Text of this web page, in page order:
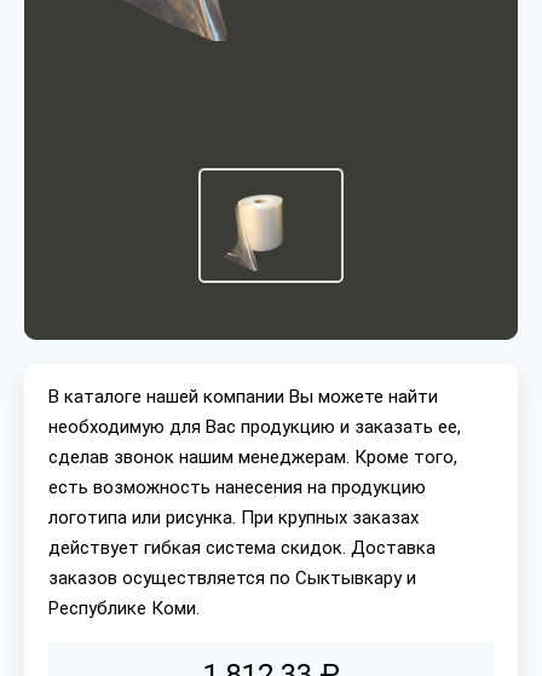
В каталоге нашей компании Вы можете найти
необходимую для Вас продукцию и заказать ее,
сделав звонок нашим менеджерам. Кроме того,
есть возможность нанесения на продукцию
логотипа или рисунка. При крупных заказах
действует гибкая система скидок. Доставка
заказов осуществляется по Сыктывкару и
Республике Коми.